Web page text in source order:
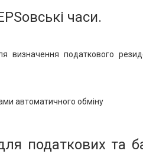
часи.
визначення податкового
автоматичного обміну
податкових та